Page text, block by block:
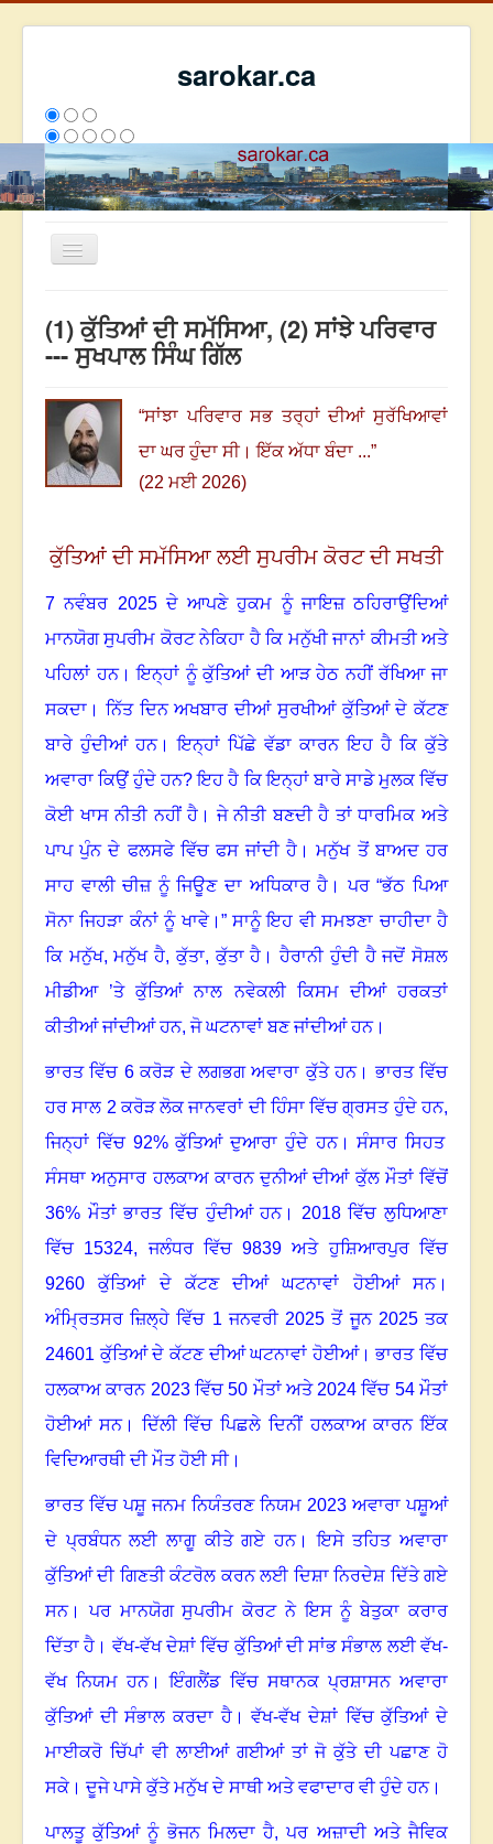
sarokar.ca
Toggle
ਰਚਨਾਵਾਂ
ਸੰਪਰਕ
We have 97 guests and no members online
2809022
ਇਸ ਹਫਤੇ
(1) ਕੁੱਤਿਆਂ ਦੀ ਸਮੱਸਿਆ, (2) ਸਾਂਝੇ ਪਰਿਵਾਰ
--- ਸੁਖਪਾਲ ਸਿੰਘ ਗਿੱਲ
“ਸਾਂਝਾ ਪਰਿਵਾਰ ਸਭ ਤਰ੍ਹਾਂ ਦੀਆਂ ਸੁਰੱਖਿਆਵਾਂ
ਦਾ ਘਰ ਹੁੰਦਾ ਸੀ।ਇੱਕ ਅੱਧਾ ਬੰਦਾ ...”
(22 ਮਈ 2026)
ਕੁੱਤਿਆਂ ਦੀ ਸਮੱਸਿਆ ਲਈ ਸੁਪਰੀਮ ਕੋਰਟ ਦੀ ਸਖਤੀ
7ਨਵੰਬਰ 2025ਦੇ ਆਪਣੇ ਹੁਕਮ ਨੂੰ ਜਾਇਜ਼ ਠਹਿਰਾਉਂਦਿਆਂ
ਮਾਨਯੋਗ ਸੁਪਰੀਮ ਕੋਰਟ ਨੇਕਿਹਾ ਹੈ ਕਿ ਮਨੁੱਖੀ ਜਾਨਾਂ ਕੀਮਤੀ ਅਤੇ
ਪਹਿਲਾਂ ਹਨ। ਇਨ੍ਹਾਂ ਨੂੰ ਕੁੱਤਿਆਂ ਦੀ ਆੜ ਹੇਠ ਨਹੀਂ ਰੱਖਿਆ ਜਾ
ਸਕਦਾ । ਨਿੱਤ ਦਿਨ ਅਖਬਾਰ ਦੀਆਂ ਸੁਰਖੀਆਂ ਕੁੱਤਿਆਂ ਦੇ ਕੱਟਣ
ਬਾਰੇ ਹੁੰਦੀਆਂ ਹਨ। ਇਨ੍ਹਾਂ ਪਿੱਛੇ ਵੱਡਾ ਕਾਰਨ ਇਹ ਹੈ ਕਿ ਕੁੱਤੇ
ਅਵਾਰਾ ਕਿਉਂ ਹੁੰਦੇ ਹਨ?ਇਹ ਹੈ ਕਿ ਇਨ੍ਹਾਂ ਬਾਰੇ ਸਾਡੇ ਮੁਲਕ ਵਿੱਚ
ਕੋਈ ਖਾਸ ਨੀਤੀ ਨਹੀਂ ਹੈ। ਜੇ ਨੀਤੀ ਬਣਦੀ ਹੈ ਤਾਂ ਧਾਰਮਿਕ ਅਤੇ
ਪਾਪ ਪੁੰਨ ਦੇ ਫਲਸਫੇ ਵਿੱਚ ਫਸ ਜਾਂਦੀ ਹੈ ।ਮਨੁੱਖ ਤੋਂ ਬਾਅਦ ਹਰ
ਸਾਹ ਵਾਲੀ ਚੀਜ਼ ਨੂੰ ਜਿਊਣ ਦਾ ਅਧਿਕਾਰ ਹੈ ।ਪਰ “ਭੱਠ ਪਿਆ
ਸੋਨਾ ਜਿਹੜਾ ਕੰਨਾਂ ਨੂੰ ਖਾਵੇ।” ਸਾਨੂੰ ਇਹ ਵੀ ਸਮਝਣਾ ਚਾਹੀਦਾ ਹੈ
ਕਿ ਮਨੁੱਖ,ਮਨੁੱਖ ਹੈ,ਕੁੱਤਾ,ਕੁੱਤਾ ਹੈ ।ਹੈਰਾਨੀ ਹੁੰਦੀ ਹੈ ਜਦੋਂ ਸੋਸ਼ਲ
ਮੀਡੀਆ ’ਤੇ ਕੁੱਤਿਆਂ ਨਾਲ ਨਵੇਕਲੀ ਕਿਸਮ ਦੀਆਂ ਹਰਕਤਾਂ
ਕੀਤੀਆਂ ਜਾਂਦੀਆਂ ਹਨ,ਜੋ ਘਟਨਾਵਾਂ ਬਣ ਜਾਂਦੀਆਂ ਹਨ।
ਭਾਰਤ ਵਿੱਚ 6ਕਰੋੜ ਦੇ ਲਗਭਗ ਅਵਾਰਾ ਕੁੱਤੇ ਹਨ।ਭਾਰਤ ਵਿੱਚ
ਹਰ ਸਾਲ 2 ਕਰੋੜ ਲੋਕ ਜਾਨਵਰਾਂ ਦੀ ਹਿੰਸਾ ਵਿੱਚ ਗ੍ਰਸਤ ਹੁੰਦੇ ਹਨ,
ਜਿਨ੍ਹਾਂ ਵਿੱਚ 92%ਕੁੱਤਿਆਂ ਦੁਆਰਾ ਹੁੰਦੇ ਹਨ।ਸੰਸਾਰ ਸਿਹਤ
ਸੰਸਥਾ ਅਨੁਸਾਰ ਹਲਕਾਅ ਕਾਰਨ ਦੁਨੀਆਂ ਦੀਆਂ ਕੁੱਲ ਮੌਤਾਂ ਵਿੱਚੋਂ
36% ਮੌਤਾਂ ਭਾਰਤ ਵਿੱਚ ਹੁੰਦੀਆਂ ਹਨ। 2018ਵਿੱਚ ਲੁਧਿਆਣਾ
ਵਿੱਚ 15324,ਜਲੰਧਰ ਵਿੱਚ9839 ਅਤੇ ਹੁਸ਼ਿਆਰਪੁਰ ਵਿੱਚ
9260 ਕੁੱਤਿਆਂ ਦੇ ਕੱਟਣ ਦੀਆਂ ਘਟਨਾਵਾਂ ਹੋਈਆਂ ਸਨ।
ਅੰਮ੍ਰਿਤਸਰ ਜ਼ਿਲ੍ਹੇ ਵਿੱਚ 1 ਜਨਵਰੀ 2025 ਤੋਂ ਜੂਨ 2025ਤਕ
24601 ਕੁੱਤਿਆਂ ਦੇ ਕੱਟਣ ਦੀਆਂ ਘਟਨਾਵਾਂ ਹੋਈਆਂ।ਭਾਰਤ ਵਿੱਚ
ਹਲਕਾਅ ਕਾਰਨ 2023ਵਿੱਚ50 ਮੌਤਾਂ ਅਤੇ 2024 ਵਿੱਚ 54ਮੌਤਾਂ
ਹੋਈਆਂ ਸਨ। ਦਿੱਲੀ ਵਿੱਚ ਪਿਛਲੇ ਦਿਨੀਂ ਹਲਕਾਅ ਕਾਰਨ ਇੱਕ
ਵਿਦਿਆਰਥੀ ਦੀ ਮੌਤ ਹੋਈ ਸੀ।
ਭਾਰਤ ਵਿੱਚ ਪਸ਼ੂ ਜਨਮ ਨਿਯੰਤਰਣ ਨਿਯਮ 2023 ਅਵਾਰਾ ਪਸ਼ੂਆਂ
ਦੇ ਪ੍ਰਬੰਧਨ ਲਈ ਲਾਗੂ ਕੀਤੇ ਗਏ ਹਨ।ਇਸੇ ਤਹਿਤ ਅਵਾਰਾ
ਕੁੱਤਿਆਂ ਦੀ ਗਿਣਤੀ ਕੰਟਰੋਲ ਕਰਨ ਲਈ ਦਿਸ਼ਾ ਨਿਰਦੇਸ਼ ਦਿੱਤੇ ਗਏ
ਸਨ।ਪਰ ਮਾਨਯੋਗ ਸੁਪਰੀਮ ਕੋਰਟ ਨੇ ਇਸ ਨੂੰ ਬੇਤੁਕਾ ਕਰਾਰ
ਦਿੱਤਾ ਹੈ । ਵੱਖ-ਵੱਖ ਦੇਸ਼ਾਂ ਵਿੱਚ ਕੁੱਤਿਆਂ ਦੀ ਸਾਂਭ ਸੰਭਾਲ ਲਈ ਵੱਖ-
ਵੱਖ ਨਿਯਮ ਹਨ।ਇੰਗਲੈਂਡ ਵਿੱਚ ਸਥਾਨਕ ਪ੍ਰਸ਼ਾਸਨ ਅਵਾਰਾ
ਕੁੱਤਿਆਂ ਦੀ ਸੰਭਾਲ ਕਰਦਾ ਹੈ।ਵੱਖ-ਵੱਖ ਦੇਸ਼ਾਂ ਵਿੱਚ ਕੁੱਤਿਆਂ ਦੇ
ਮਾਈਕਰੋ ਚਿੱਪਾਂ ਵੀ ਲਾਈਆਂ ਗਈਆਂ ਤਾਂ ਜੋ ਕੁੱਤੇ ਦੀ ਪਛਾਣ ਹੋ
ਸਕੇ।ਦੂਜੇ ਪਾਸੇ ਕੁੱਤੇ ਮਨੁੱਖ ਦੇ ਸਾਥੀ ਅਤੇ ਵਫਾਦਾਰ ਵੀ ਹੁੰਦੇ ਹਨ।
ਪਾਲਤੂ ਕੁੱਤਿਆਂ ਨੂੰ ਭੋਜਨ ਮਿਲਦਾ ਹੈ,ਪਰ ਅਜ਼ਾਦੀ ਅਤੇ ਜੈਵਿਕ